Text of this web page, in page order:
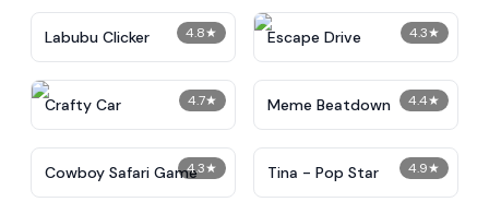
4.8★
Labubu Clicker 4.3★
Escape Drive
4.7★
Crafty Car 4.4★
Meme Beatdown
4.3★
Cowboy Safari Game 4.9★
Tina - Pop Star